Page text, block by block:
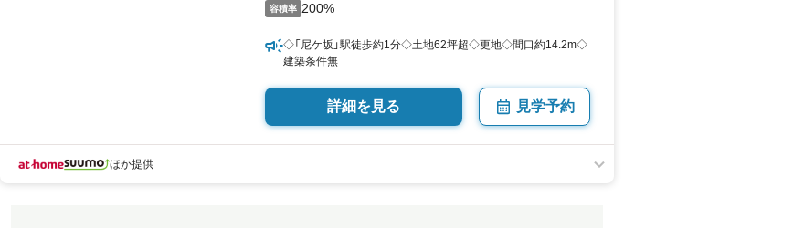
容積率 200%
◇「尼ケ坂」駅徒歩約1分◇土地62坪超◇更地◇間口約14.2m◇
建築条件無
詳細を見る 見学予約
ほか提供